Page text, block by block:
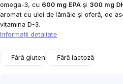
omega-3, cu 600 mg EPA și 300 mg
aromat cu ulei de lămâie și oferă, de
vitamina D-3.
Informaţii detaliate
Fără gluten Fără lactoză